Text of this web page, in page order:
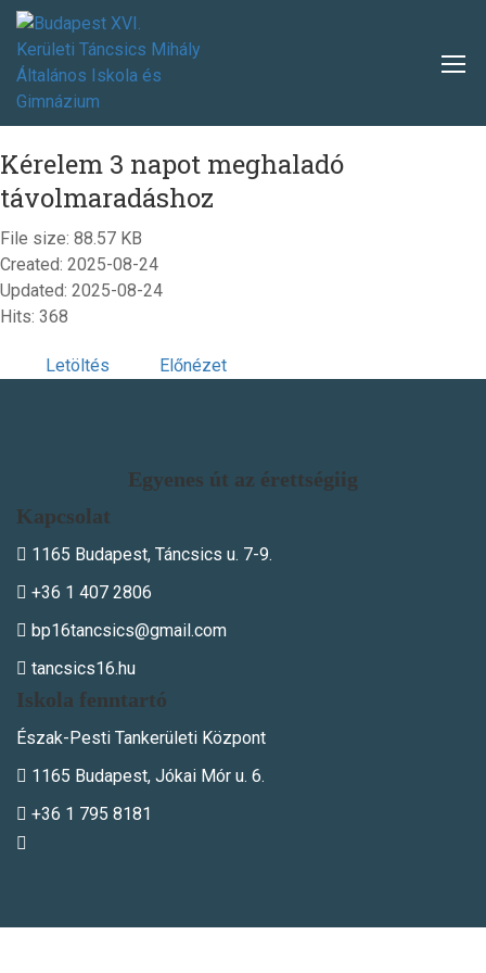
Kérelem 3 napot meghaladó
távolmaradáshoz
File size: 88.57 KB
Created: 2025-08-24
Updated: 2025-08-24
Hits: 368
Letöltés Előnézet
Egyenes út az érettségiig
Kapcsolat
1165 Budapest, Táncsics u. 7-9.
+36 1 407 2806
bp16tancsics@gmail.com
tancsics16.hu
Iskola fenntartó
Észak-Pesti Tankerületi Központ
1165 Budapest, Jókai Mór u. 6.
+36 1 795 8181